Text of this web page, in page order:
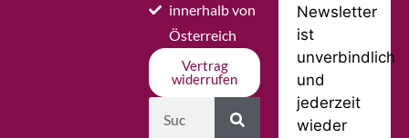
innerhalb von
Österreich
Vertrag
widerrufen
Newsletter
ist
unverbindlich
und
jederzeit
wieder